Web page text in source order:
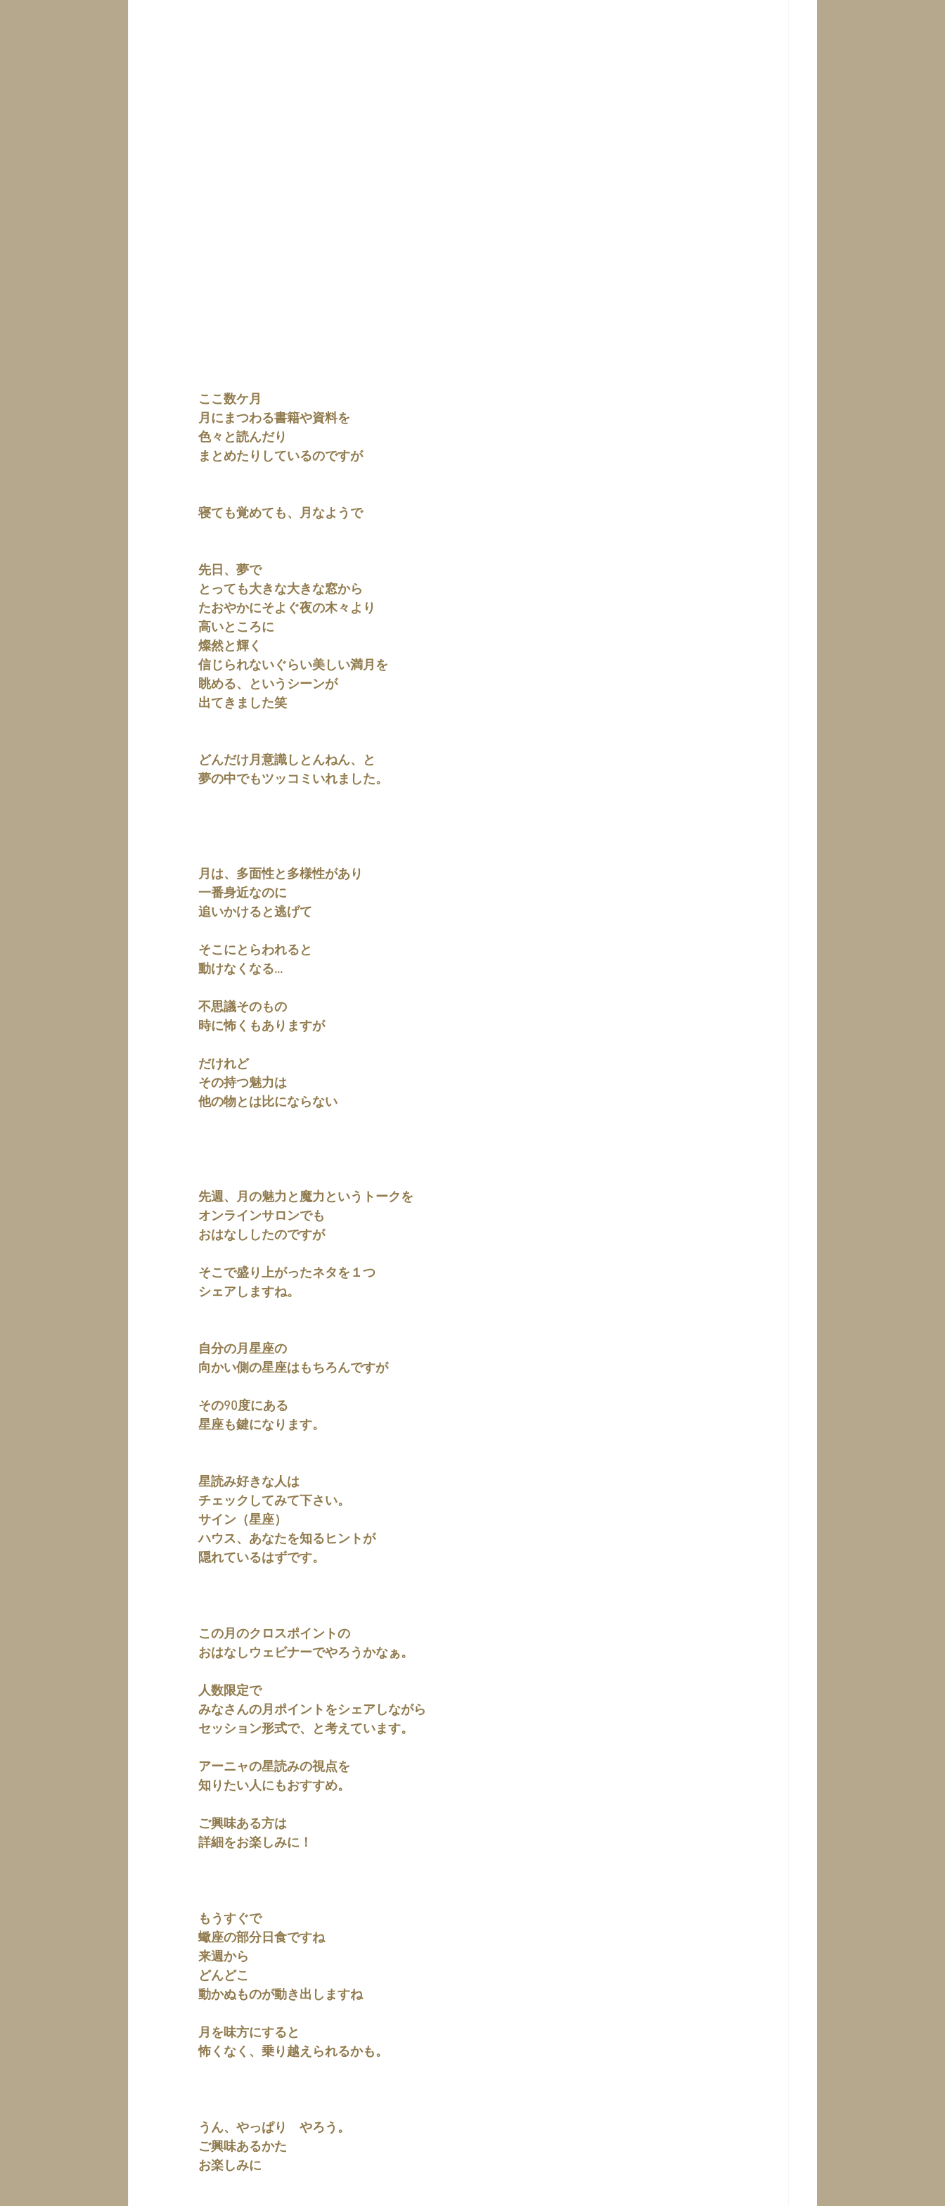
ここ数ケ月
月にまつわる書籍や資料を
色々と読んだり
まとめたりしているのですが
寝ても覚めても、月なようで
先日、夢で
とっても大きな大きな窓から
たおやかにそよぐ夜の木々より
高いところに
燦然と輝く
信じられないぐらい美しい満月を
眺める、というシーンが
出てきました笑
どんだけ月意識しとんねん、と
夢の中でもツッコミいれました。
月は、多面性と多様性があり
一番身近なのに
追いかけると逃げて
そこにとらわれると
動けなくなる...
不思議そのもの
時に怖くもありますが
だけれど
その持つ魅力は
他の物とは比にならない
先週、月の魅力と魔力というトークを
オンラインサロンでも
おはなししたのですが
そこで盛り上がったネタを１つ
シェアしますね。
自分の月星座の
向かい側の星座はもちろんですが
その90度にある
星座も鍵になります。
星読み好きな人は
チェックしてみて下さい。
サイン（星座）
ハウス、あなたを知るヒントが
隠れているはずです。
この月のクロスポイントの
おはなしウェビナーでやろうかなぁ。
人数限定で
みなさんの月ポイントをシェアしながら
セッション形式で、と考えています。
アーニャの星読みの視点を
知りたい人にもおすすめ。
ご興味ある方は
詳細をお楽しみに！
もうすぐで
蠍座の部分日食ですね
来週から
どんどこ
動かぬものが動き出しますね
月を味方にすると
怖くなく、乗り越えられるかも。
うん、やっぱり　やろう。
ご興味あるかた
お楽しみに